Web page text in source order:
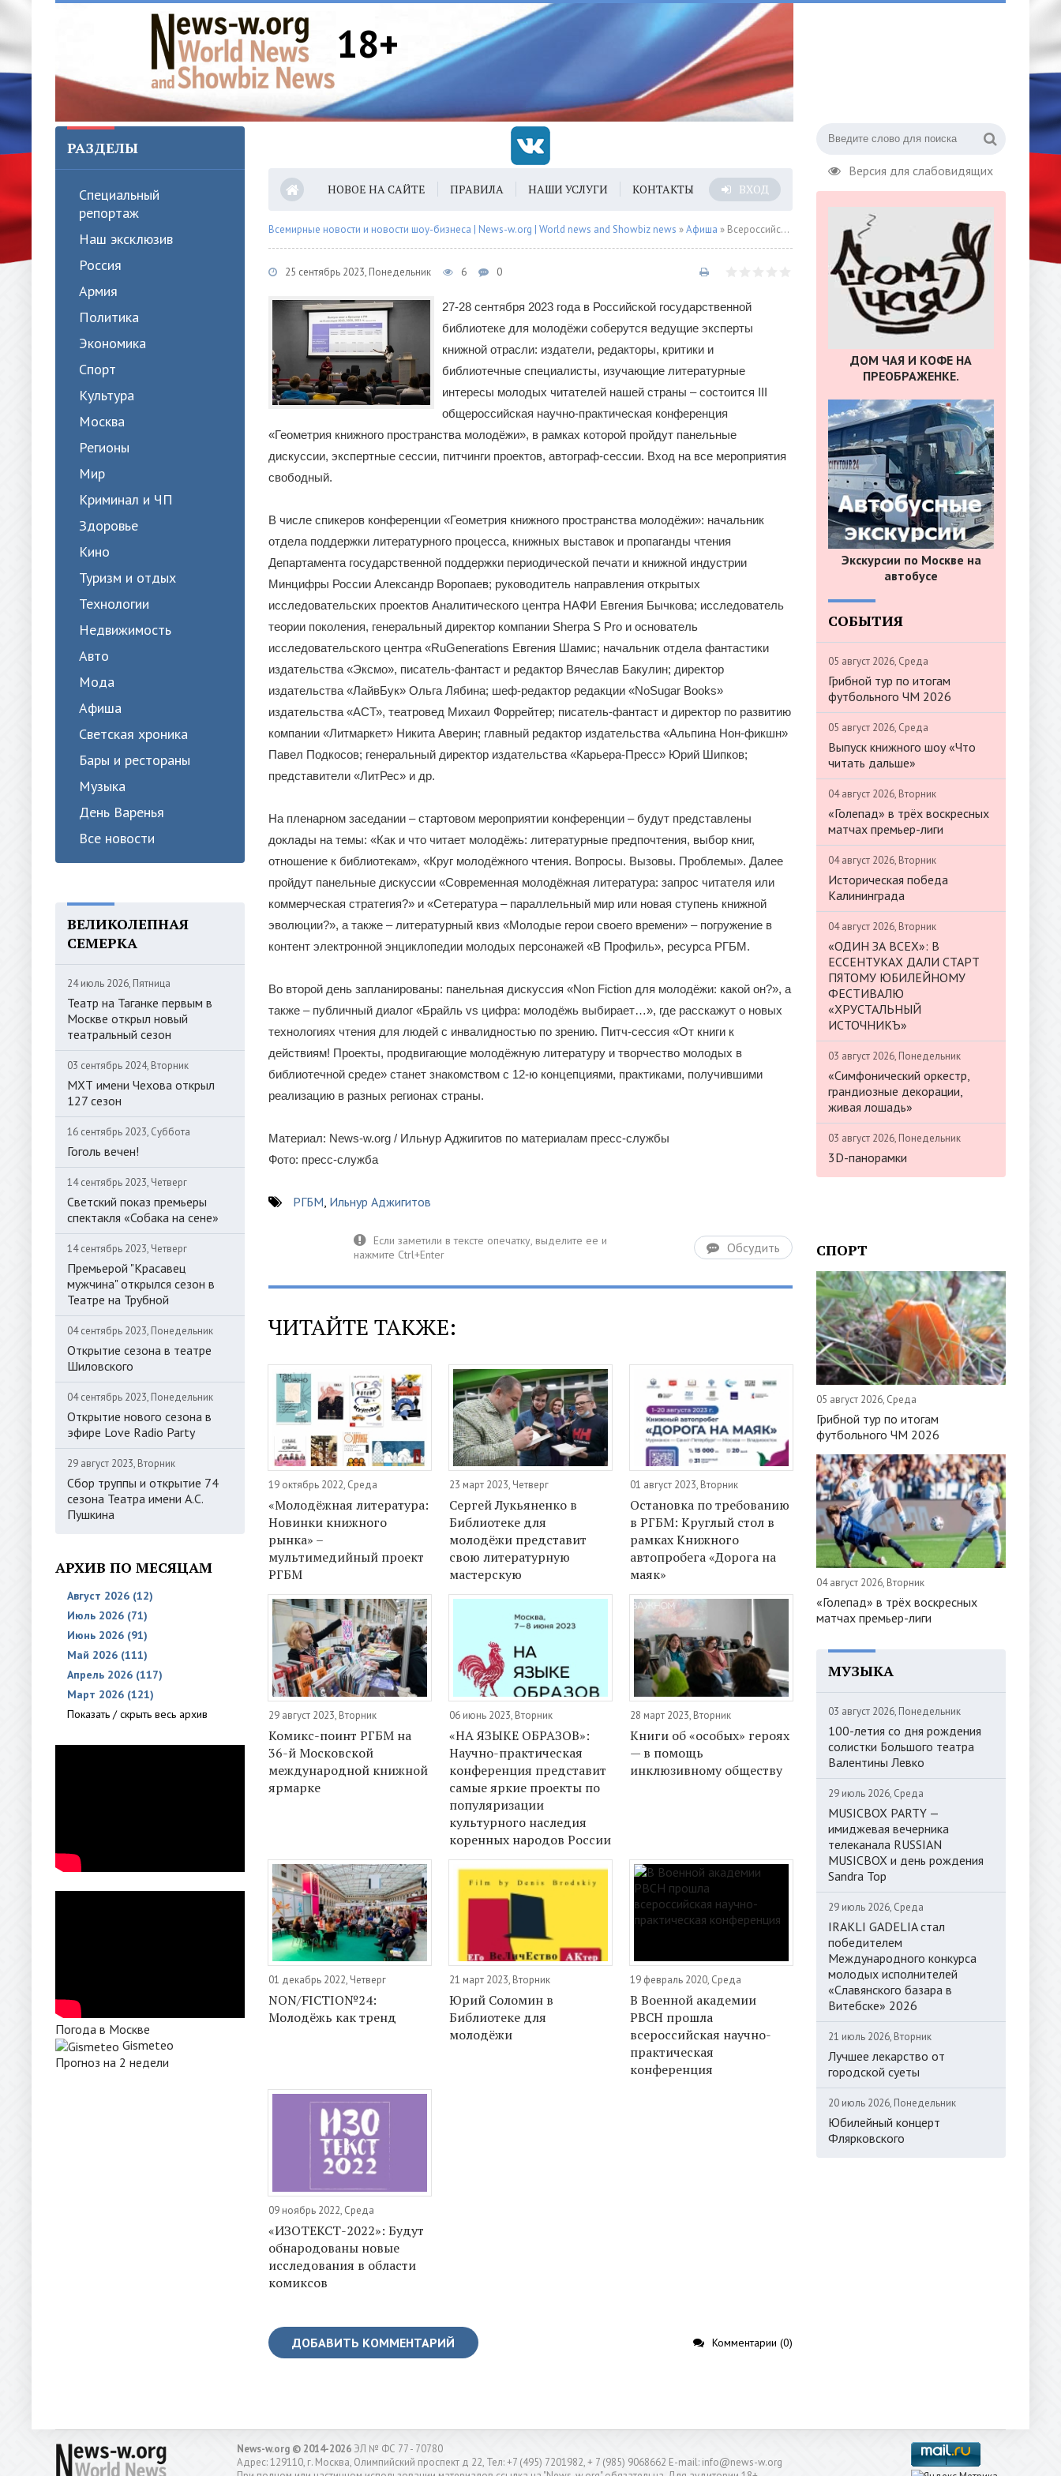
18+
Версия для слабовидящих
РАЗДЕЛЫ
Специальный
репортаж
Наш эксклюзив
Россия
Армия
Политика
Экономика
Спорт
Культура
Москва
Регионы
Мир
Криминал и ЧП
Здоровье
Кино
Туризм и отдых
Технологии
Недвижимость
Авто
Мода
Афиша
Светская хроника
Бары и рестораны
Музыка
День Варенья
Все новости
ВЕЛИКОЛЕПНАЯ
СЕМЕРКА
24 июль 2026, Пятница
Театр на Таганке первым в
Москве открыл новый
театральный сезон
03 сентябрь 2024, Вторник
МХТ имени Чехова открыл
127 сезон
16 сентябрь 2023, Суббота
Гоголь вечен!
14 сентябрь 2023, Четверг
Светский показ премьеры
спектакля «Собака на сене»
14 сентябрь 2023, Четверг
Премьерой "Красавец
мужчина" открылся сезон в
Театре на Трубной
04 сентябрь 2023, Понедельник
Открытие сезона в театре
Шиловского
04 сентябрь 2023, Понедельник
Открытие нового сезона в
эфире Love Radio Party
29 август 2023, Вторник
Сбор труппы и открытие 74
сезона Театра имени А.С.
Пушкина
АРХИВ ПО МЕСЯЦАМ
Август 2026 (12)
Июль 2026 (71)
Июнь 2026 (91)
Май 2026 (111)
Апрель 2026 (117)
Март 2026 (121)
Показать / скрыть весь архив
Погода в Москве
Gismeteo
Прогноз на 2 недели
НОВОЕ НА САЙТЕ ПРАВИЛА НАШИ УСЛУГИ КОНТАКТЫ ВХОД
Всемирные новости и новости шоу-бизнеса | News-w.org | World news and Showbiz news »Афиша » Всероссийская конференция «Геометрия книжного пространства молодёжи» представит актуальные гипотезы в сфере молодёжного чтения
25 сентябрь 2023, Понедельник 6 0
27-28 сентября 2023 года в Российской государственной
библиотеке для молодёжи соберутся ведущие эксперты
книжной отрасли: издатели, редакторы, критики и
библиотечные специалисты, изучающие литературные
интересы молодых читателей нашей страны – состоится III
общероссийская научно-практическая конференция
«Геометрия книжного пространства молодёжи», в рамках которой пройдут панельные
дискуссии, экспертные сессии, питчинги проектов, автограф-сессии. Вход на все мероприятия
свободный.
В числе спикеров конференции «Геометрия книжного пространства молодёжи»: начальник
отдела поддержки литературного процесса, книжных выставок и пропаганды чтения
Департамента государственной поддержки периодической печати и книжной индустрии
Минцифры России Александр Воропаев; руководитель направления открытых
исследовательских проектов Аналитического центра НАФИ Евгения Бычкова; исследователь
теории поколения, генеральный директор компании Sherpa S Pro и основатель
исследовательского центра «RuGenerations Евгения Шамис; начальник отдела фантастики
издательства «Эксмо», писатель-фантаст и редактор Вячеслав Бакулин; директор
издательства «ЛайвБук» Ольга Лябина; шеф-редактор редакции «NoSugar Books»
издательства «АСТ», театровед Михаил Форрейтер; писатель-фантаст и директор по развитию
компании «Литмаркет» Никита Аверин; главный редактор издательства «Альпина Нон-фикшн»
Павел Подкосов; генеральный директор издательства «Карьера-Пресс» Юрий Шипков;
представители «ЛитРес» и др.
На пленарном заседании – стартовом мероприятии конференции – будут представлены
доклады на темы: «Как и что читает молодёжь: литературные предпочтения, выбор книг,
отношение к библиотекам», «Круг молодёжного чтения. Вопросы. Вызовы. Проблемы». Далее
пройдут панельные дискуссии «Современная молодёжная литература: запрос читателя или
коммерческая стратегия?» и «Сетература – параллельный мир или новая ступень книжной
эволюции?», а также – литературный квиз «Молодые герои своего времени» – погружение в
контент электронной энциклопедии молодых персонажей «В Профиль», ресурса РГБМ.
Во второй день запланированы: панельная дискуссия «Non Fiction для молодёжи: какой он?», а
также – публичный диалог «Брайль vs цифра: молодёжь выбирает…», где расскажут о новых
технологиях чтения для людей с инвалидностью по зрению. Питч-сессия «От книги к
действиям! Проекты, продвигающие молодёжную литературу и творчество молодых в
библиотечной среде» станет знакомством с 12-ю концепциями, практиками, получившими
реализацию в разных регионах страны.
Материал: News-w.org / Ильнур Аджигитов по материалам пресс-службы
Фото: пресс-служба
РГБМ, Ильнур Аджигитов
Обсудить
ЧИТАЙТЕ ТАКЖЕ:
19 октябрь 2022, Среда
«Молодёжная литература:
Новинки книжного
рынка» –
мультимедийный проект
РГБМ
23 март 2023, Четверг
Сергей Лукьяненко в
Библиотеке для
молодёжи представит
свою литературную
мастерскую
01 август 2023, Вторник
Остановка по требованию
в РГБМ: Круглый стол в
рамках Книжного
автопробега «Дорога на
маяк»
29 август 2023, Вторник
Комикс-поинт РГБМ на
36-й Московской
международной книжной
ярмарке
06 июнь 2023, Вторник
«НА ЯЗЫКЕ ОБРАЗОВ»:
Научно-практическая
конференция представит
самые яркие проекты по
популяризации
культурного наследия
коренных народов России
28 март 2023, Вторник
Книги об «особых» героях
— в помощь
инклюзивному обществу
01 декабрь 2022, Четверг
NON/FICTIO№24:
Молодёжь как тренд
21 март 2023, Вторник
Юрий Соломин в
Библиотеке для
молодёжи
19 февраль 2020, Среда
В Военной академии
РВСН прошла
всероссийская научно-
практическая
конференция
09 ноябрь 2022, Среда
«ИЗОТЕКСТ-2022»: Будут
обнародованы новые
исследования в области
комиксов
ДОБАВИТЬ КОММЕНТАРИЙ Комментарии (0)
ДОМ ЧАЯ И КОФЕ НА
ПРЕОБРАЖЕНКЕ.
Экскурсии по Москве на
автобусе
СОБЫТИЯ
05 август 2026, Среда
Грибной тур по итогам
футбольного ЧМ 2026
05 август 2026, Среда
Выпуск книжного шоу «Что
читать дальше»
04 август 2026, Вторник
«Голепад» в трёх воскресных
матчах премьер-лиги
04 август 2026, Вторник
Историческая победа
Калининграда
04 август 2026, Вторник
«ОДИН ЗА ВСЕХ»: В
ЕССЕНТУКАХ ДАЛИ СТАРТ
ПЯТОМУ ЮБИЛЕЙНОМУ
ФЕСТИВАЛЮ
«ХРУСТАЛЬНЫЙ
ИСТОЧНИКЪ»
03 август 2026, Понедельник
«Симфонический оркестр,
грандиозные декорации,
живая лошадь»
03 август 2026, Понедельник
3D-панорамки
СПОРТ
05 август 2026, Среда
Грибной тур по итогам
футбольного ЧМ 2026
04 август 2026, Вторник
«Голепад» в трёх воскресных
матчах премьер-лиги
МУЗЫКА
03 август 2026, Понедельник
100-летия со дня рождения
солистки Большого театра
Валентины Левко
29 июль 2026, Среда
MUSICBOX PARTY —
имиджевая вечерника
телеканала RUSSIAN
MUSICBOX и день рождения
Sandra Top
29 июль 2026, Среда
IRAKLI GADELIA стал
победителем
Международного конкурса
молодых исполнителей
«Славянского базара в
Витебске» 2026
21 июль 2026, Вторник
Лучшее лекарство от
городской суеты
20 июль 2026, Понедельник
Юбилейный концерт
Флярковского
News-w.org © 2014-2026 ЭЛ № ФС 77 - 70780
Адрес: 129110, г. Москва, Олимпийский проспект д 22, Тел: +7 (495) 7201982, + 7 (985) 9068662 E-mail: info@news-w.org